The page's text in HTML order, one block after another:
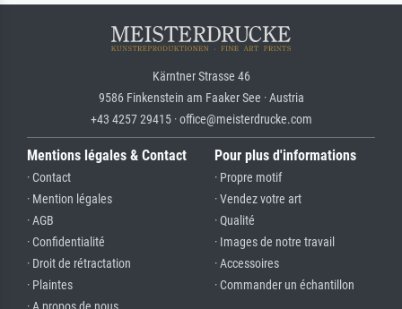
Kärntner Strasse 46
9586 Finkenstein am Faaker See · Austria
+43 4257 29415 · office@meisterdrucke.com
Mentions légales & Contact
· Contact
· Mention légales
· AGB
· Confidentialité
· Droit de rétractation
· Plaintes
Pour plus d'informations
· Propre motif
· Vendez votre art
· Qualité
· Images de notre travail
· Accessoires
· Commander un échantillon